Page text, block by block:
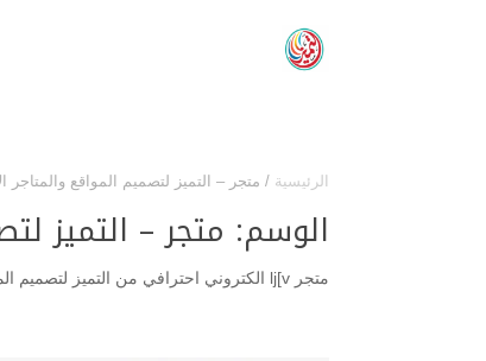
الرئيسية / متجر – التميز لتصميم المواقع والمتاجر
الوسم: متجر – التميز
متجر lj[v الكتروني احترافي من التميز لتصميم المواقع وتقنية المعلومات